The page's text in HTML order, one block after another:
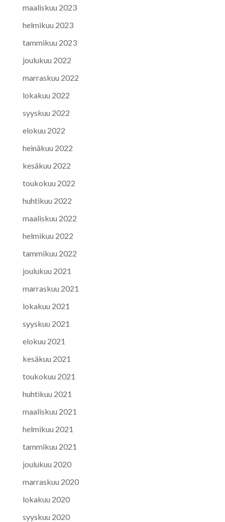
maaliskuu 2023
helmikuu 2023
tammikuu 2023
joulukuu 2022
marraskuu 2022
lokakuu 2022
syyskuu 2022
elokuu 2022
heinäkuu 2022
kesäkuu 2022
toukokuu 2022
huhtikuu 2022
maaliskuu 2022
helmikuu 2022
tammikuu 2022
joulukuu 2021
marraskuu 2021
lokakuu 2021
syyskuu 2021
elokuu 2021
kesäkuu 2021
toukokuu 2021
huhtikuu 2021
maaliskuu 2021
helmikuu 2021
tammikuu 2021
joulukuu 2020
marraskuu 2020
lokakuu 2020
syyskuu 2020